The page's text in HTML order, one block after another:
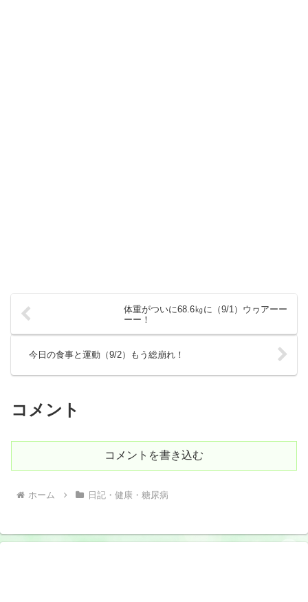
体重がついに68.6㎏に（9/1）ウヮアーー
ーー！
今日の食事と運動（9/2）もう総崩れ！
コメント
コメントを書き込む
ホーム 日記・健康・糖尿病